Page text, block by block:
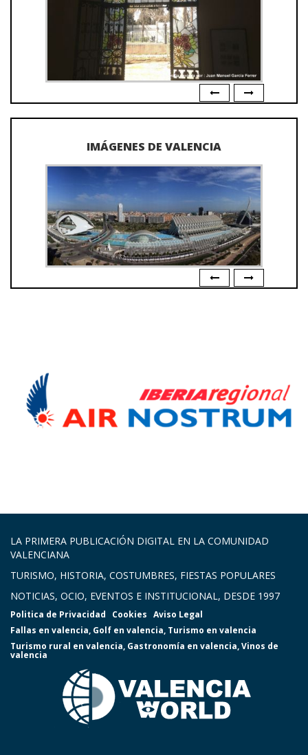
IMÁGENES DE VALENCIA
LA PRIMERA PUBLICACIÓN DIGITAL EN LA COMUNIDAD
VALENCIANA
TURISMO, HISTORIA, COSTUMBRES, FIESTAS POPULARES
NOTICIAS, OCIO, EVENTOS E INSTITUCIONAL, DESDE 1997
Politica de Privacidad Cookies Aviso Legal
Fallas en valencia, Golf en valencia, Turismo en valencia
Turismo rural en valencia, Gastronomía en valencia,Vinos de
valencia